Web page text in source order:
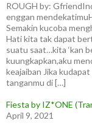
ROUGH by:
enggan
Semakin kucoba
Hati kita tak dapat
suatu saat…kita ‘kan
kuungkapkan,aku
keajaiban Jika
tanganmu di […]
Fiesta by IZ*ONE
April 9, 2021